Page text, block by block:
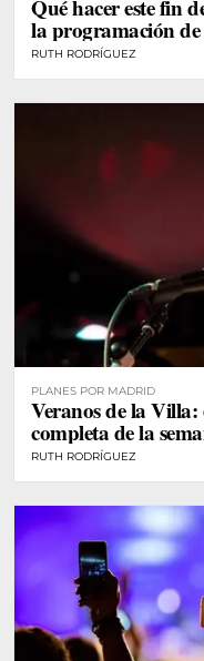
Qué hacer este fin
la programación de
RUTH RODRÍGUEZ
PLANES POR MADRID
Veranos de la
completa de la
RUTH RODRÍGUEZ